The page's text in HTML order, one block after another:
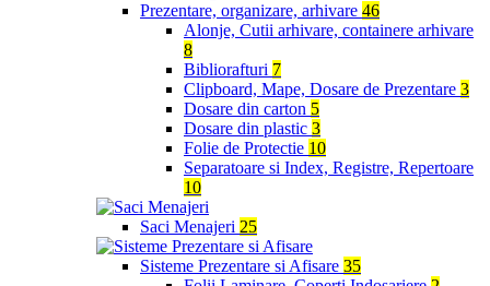
Prezentare, organizare, arhivare 46
Alonje, Cutii arhivare, containere arhivare
8
Bibliorafturi 7
Clipboard, Mape, Dosare de Prezentare 3
Dosare din carton 5
Dosare din plastic 3
Folie de Protectie 10
Separatoare si Index, Registre, Repertoare
10
Saci Menajeri 25
Sisteme Prezentare si Afisare 35